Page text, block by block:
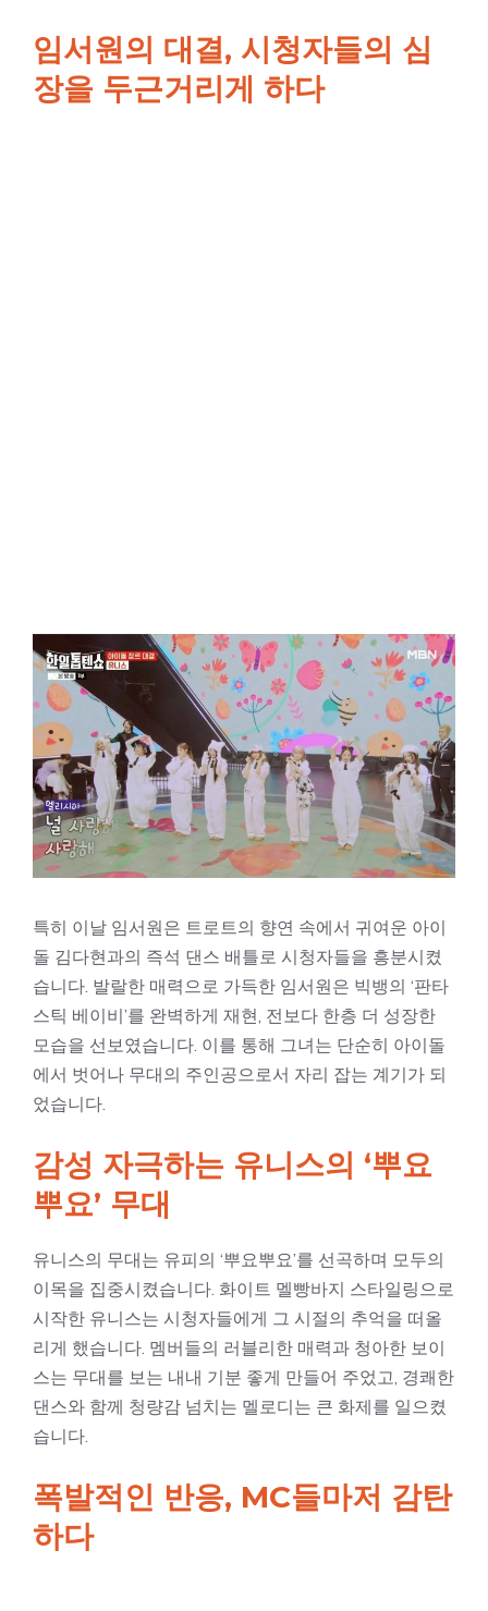
임서원의 대결, 시청자들의 심
장을 두근거리게 하다
특히 이날 임서원은 트로트의 향연 속에서 귀여운 아이
돌 김다현과의 즉석 댄스 배틀로 시청자들을 흥분시켰
습니다. 발랄한 매력으로 가득한 임서원은 빅뱅의 ‘판타
스틱 베이비’를 완벽하게 재현, 전보다 한층 더 성장한
모습을 선보였습니다. 이를 통해 그녀는 단순히 아이돌
에서 벗어나 무대의 주인공으로서 자리 잡는 계기가 되
었습니다.
감성 자극하는 유니스의 ‘뿌요
뿌요’ 무대
유니스의 무대는 유피의 ‘뿌요뿌요’를 선곡하며 모두의
이목을 집중시켰습니다. 화이트 멜빵바지 스타일링으로
시작한 유니스는 시청자들에게 그 시절의 추억을 떠올
리게 했습니다. 멤버들의 러블리한 매력과 청아한 보이
스는 무대를 보는 내내 기분 좋게 만들어 주었고, 경쾌한
댄스와 함께 청량감 넘치는 멜로디는 큰 화제를 일으켰
습니다.
폭발적인 반응, MC들마저 감탄
하다